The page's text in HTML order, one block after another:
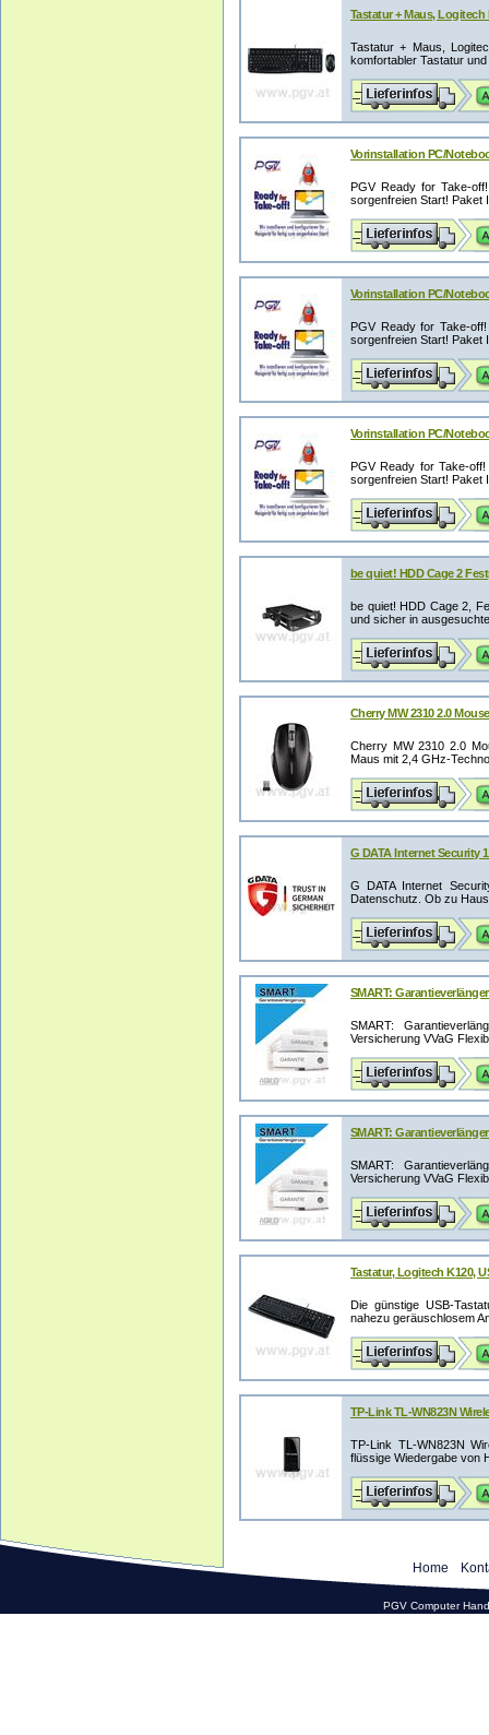
Tastatur + Maus,
Tastatur + Maus,
komfortabler Tastatur
Vorinstallation PC/
PGV Ready for Take-
sorgenfreien Start! Paket
Vorinstallation PC/
PGV Ready for Take-
sorgenfreien Start! Paket
Vorinstallation PC/
PGV Ready for Take-
sorgenfreien Start! Paket
be quiet! HDD Cage 2
be quiet! HDD Cage 2,
und sicher in
Cherry MW 2310 2.0
Cherry MW 2310 2.0
Maus mit 2,4 GHz-
G DATA Internet Security
G DATA Internet
Datenschutz. Ob zu
SMART:
SMART:
Versicherung VVaG
SMART:
SMART:
Versicherung VVaG
Tastatur, Logitech K120,
Die günstige USB-
nahezu geräuschlosem
TP-Link TL-WN823N
TP-Link TL-WN823N
flüssige Wiedergabe von
Home
PGV Computer